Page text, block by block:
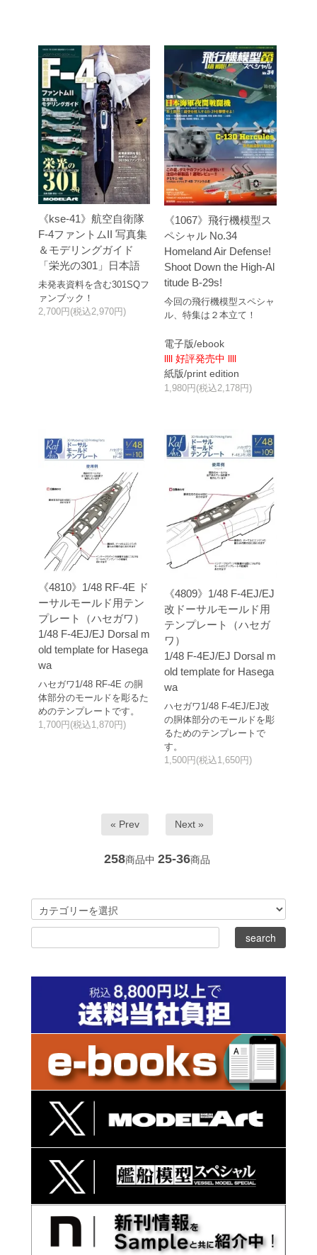
《kse-41》航空自衛隊
F-4ファントムII 写真集
＆モデリングガイド
「栄光の301」日本語
未発表資料を含む301SQフ
ァンブック！
2,700円(税込2,970円)
《1067》飛行機模型ス
ペシャル No.34
Homeland Air Defense!
Shoot Down the High-Al
titude B-29s!
今回の飛行機模型スペシャ
ル、特集は２本立て！
電子版/ebook
llll 好評発売中 llll
紙版/print edition
1,980円(税込2,178円)
《4810》1/48 RF-4E ド
ーサルモールド用テン
プレート（ハセガワ）
1/48 F-4EJ/EJ Dorsal m
old template for Hasega
wa
ハセガワ1/48 RF-4E の胴
体部分のモールドを彫るた
めのテンプレートです。
1,700円(税込1,870円)
《4809》1/48 F-4EJ/EJ
改ドーサルモールド用
テンプレート（ハセガ
ワ）
1/48 F-4EJ/EJ Dorsal m
old template for Hasega
wa
ハセガワ1/48 F-4EJ/EJ改
の胴体部分のモールドを彫
るためのテンプレートで
す。
1,500円(税込1,650円)
« Prev Next »
258商品中 25-36商品